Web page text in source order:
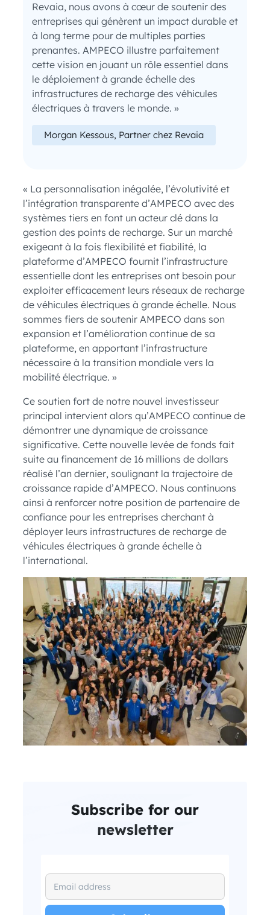
Revaia, nous avons à cœur de soutenir des
entreprises qui génèrent un impact durable et
à long terme pour de multiples parties
prenantes. AMPECO illustre parfaitement
cette vision en jouant un rôle essentiel dans
le déploiement à grande échelle des
infrastructures de recharge des véhicules
électriques à travers le monde. »
Morgan Kessous, Partner chez Revaia
« La personnalisation inégalée, l’évolutivité et
l’intégration transparente d’AMPECO avec des
systèmes tiers en font un acteur clé dans la
gestion des points de recharge. Sur un marché
exigeant à la fois flexibilité et fiabilité, la
plateforme d’AMPECO fournit l’infrastructure
essentielle dont les entreprises ont besoin pour
exploiter efficacement leurs réseaux de recharge
de véhicules électriques à grande échelle. Nous
sommes fiers de soutenir AMPECO dans son
expansion et l’amélioration continue de sa
plateforme, en apportant l’infrastructure
nécessaire à la transition mondiale vers la
mobilité électrique. »
Ce soutien fort de notre nouvel investisseur
principal intervient alors qu’AMPECO continue de
démontrer une dynamique de croissance
significative. Cette nouvelle levée de fonds fait
suite au financement de 16 millions de dollars
réalisé l’an dernier, soulignant la trajectoire de
croissance rapide d’AMPECO. Nous continuons
ainsi à renforcer notre position de partenaire de
confiance pour les entreprises cherchant à
déployer leurs infrastructures de recharge de
véhicules électriques à grande échelle à
l’international.
Subscribe for our
newsletter